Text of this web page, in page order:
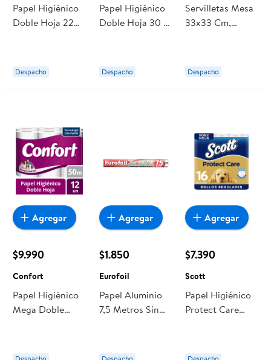
Papel Higiénico
Doble Hoja 22
Despacho
Papel Higiénico
Doble Hoja 30 M
Despacho
Servilletas Mesa
33x33 Cm,
Despacho
$9.990
Confort
Papel Higiénico
Mega Doble
Agregar
$1.850
Eurofoil
Papel Aluminio
7,5 Metros Sin
Agregar
$7.390
Scott
Papel Higiénico
Protect Care
Scott
Agregar